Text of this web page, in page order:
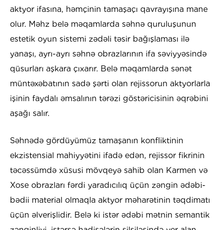
aktyor ifasına, həmçinin tamaşaçı qavrayışına mane
olur. Məhz belə məqamlarda səhnə quruluşunun
estetik oyun sistemi zədəli təsir bağışlaması ilə
yanaşı, ayrı-ayrı səhnə obrazlarının ifa səviyyəsində
qüsurları aşkara çıxarır. Belə məqamlarda sənət
müntəxəbatının sadə şərti olan rejissorun aktyorlarla
işinin faydalı əmsalının tərəzi göstəricisinin əqrəbini
aşağı salır.
Səhnədə gördüyümüz tamaşanın konfliktinin
ekzistensial mahiyyətini ifadə edən, rejissor fikrinin
təcəssümdə xüsusi mövqeyə sahib olan Karmen və
Xose obrazları fərdi yaradıcılıq üçün zəngin ədəbi-
bədii material olmaqla aktyor məharətinin təqdimatı
üçün əlverişlidir. Belə ki istər ədəbi mətnin semantik